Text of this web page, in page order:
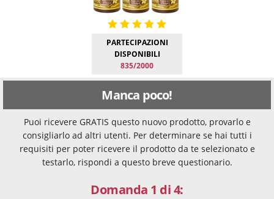
PARTECIPAZIONI
DISPONIBILI
835/2000
Manca poco!
Puoi ricevere GRATIS questo nuovo prodotto, provarlo e
consigliarlo ad altri utenti. Per determinare se hai tutti i
requisiti per poter ricevere il prodotto da te selezionato e
testarlo, rispondi a questo breve questionario.
Domanda 1 di 4: